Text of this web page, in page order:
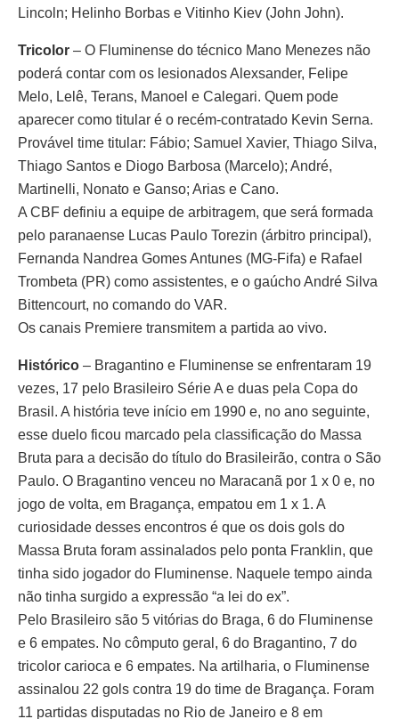
Lincoln; Helinho Borbas e Vitinho Kiev (John John).
Tricolor – O Fluminense do técnico Mano Menezes não
poderá contar com os lesionados Alexsander, Felipe
Melo, Lelê, Terans, Manoel e Calegari. Quem pode
aparecer como titular é o recém-contratado Kevin Serna.
Provável time titular: Fábio; Samuel Xavier, Thiago Silva,
Thiago Santos e Diogo Barbosa (Marcelo); André,
Martinelli, Nonato e Ganso; Arias e Cano.
A CBF definiu a equipe de arbitragem, que será formada
pelo paranaense Lucas Paulo Torezin (árbitro principal),
Fernanda Nandrea Gomes Antunes (MG-Fifa) e Rafael
Trombeta (PR) como assistentes, e o gaúcho André Silva
Bittencourt, no comando do VAR.
Os canais Premiere transmitem a partida ao vivo.
Histórico – Bragantino e Fluminense se enfrentaram 19
vezes, 17 pelo Brasileiro Série A e duas pela Copa do
Brasil. A história teve início em 1990 e, no ano seguinte,
esse duelo ficou marcado pela classificação do Massa
Bruta para a decisão do título do Brasileirão, contra o São
Paulo. O Bragantino venceu no Maracanã por 1 x 0 e, no
jogo de volta, em Bragança, empatou em 1 x 1. A
curiosidade desses encontros é que os dois gols do
Massa Bruta foram assinalados pelo ponta Franklin, que
tinha sido jogador do Fluminense. Naquele tempo ainda
não tinha surgido a expressão “a lei do ex”.
Pelo Brasileiro são 5 vitórias do Braga, 6 do Fluminense
e 6 empates. No cômputo geral, 6 do Bragantino, 7 do
tricolor carioca e 6 empates. Na artilharia, o Fluminense
assinalou 22 gols contra 19 do time de Bragança. Foram
11 partidas disputadas no Rio de Janeiro e 8 em